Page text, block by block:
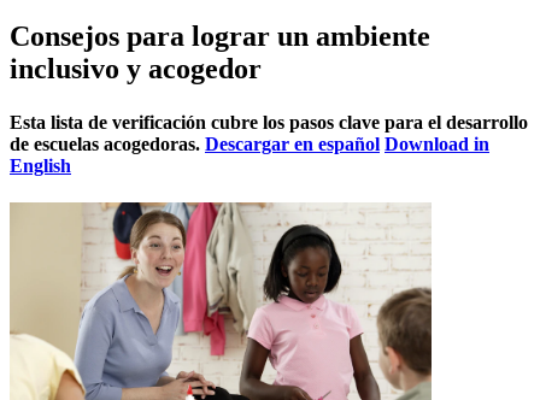
Consejos para lograr un ambiente
inclusivo y acogedor
Esta lista de verificación cubre los pasos clave para el desarrollo
de escuelas acogedoras. Descargar en español Download in
English